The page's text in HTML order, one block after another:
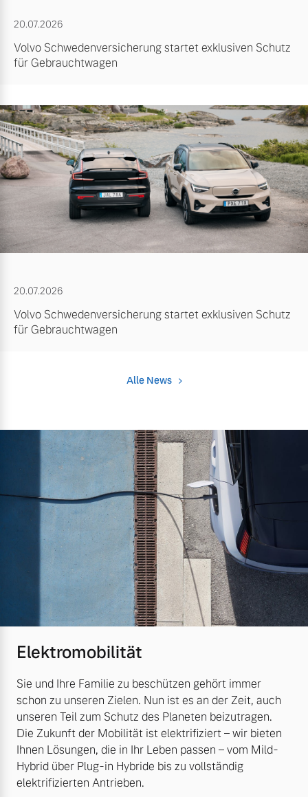
20.07.2026
Volvo Schwedenversicherung startet exklusiven Schutz
für Gebrauchtwagen
20.07.2026
Volvo Schwedenversicherung startet exklusiven Schutz
für Gebrauchtwagen
Alle News
Elektromobilität
Sie und Ihre Familie zu beschützen gehört immer
schon zu unseren Zielen. Nun ist es an der Zeit, auch
unseren Teil zum Schutz des Planeten beizutragen.
Die Zukunft der Mobilität ist elektrifiziert – wir bieten
Ihnen Lösungen, die in Ihr Leben passen – vom Mild-
Hybrid über Plug-in Hybride bis zu vollständig
elektrifizierten Antrieben.